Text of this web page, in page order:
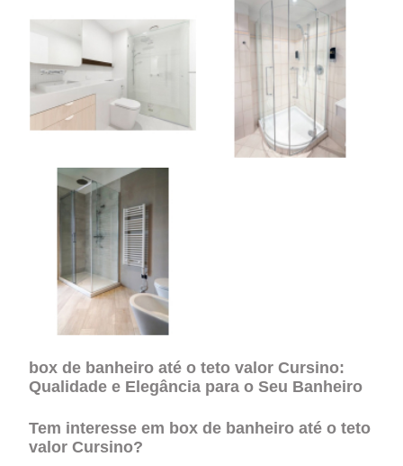
box de banheiro até o teto valor Cursino:
Qualidade e Elegância para o Seu Banheiro
Tem interesse em box de banheiro até o teto
valor Cursino?